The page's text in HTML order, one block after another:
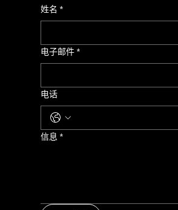
姓名 *
电子邮件 *
电话
信息 *